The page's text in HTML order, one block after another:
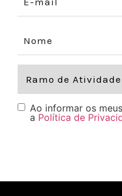
Ao informar os
a Política de